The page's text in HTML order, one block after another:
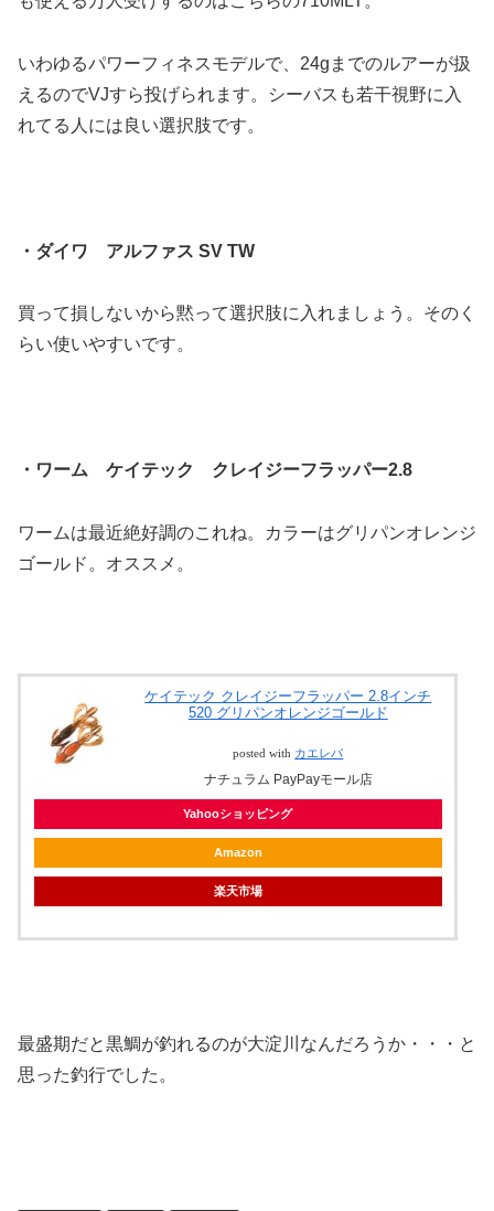
いわゆるパワーフィネスモデルで、24gまでのルアーが扱
えるのでVJすら投げられます。シーバスも若干視野に入
れてる人には良い選択肢です。
・ダイワ アルファス SV TW
買って損しないから黙って選択肢に入れましょう。そのく
らい使いやすいです。
・ワーム ケイテック クレイジーフラッパー2.8
ワームは最近絶好調のこれね。カラーはグリパンオレンジ
ゴールド。オススメ。
ケイテック クレイジーフラッパー 2.8インチ
520 グリパンオレンジゴールド
posted with カエレバ
ナチュラム PayPayモール店
Yahooショッピング
Amazon
楽天市場
最盛期だと黒鯛が釣れるのが大淀川なんだろうか・・・と
思った釣行でした。